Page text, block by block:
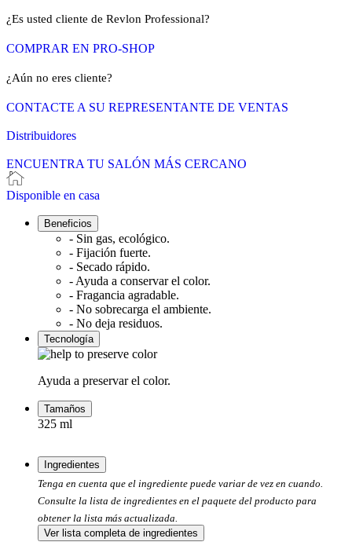
¿Es usted cliente de Revlon Professional?
COMPRAR EN PRO-SHOP
¿Aún no eres cliente?
CONTACTE A SU REPRESENTANTE DE VENTAS
Distribuidores
ENCUENTRA TU SALÓN MÁS CERCANO
Disponible en casa
Beneficios
- Sin gas, ecológico.
- Fijación fuerte.
- Secado rápido.
- Ayuda a conservar el color.
- Fragancia agradable.
- No sobrecarga el ambiente.
- No deja residuos.
Tecnología
Ayuda a preservar el color.
Tamaños
325 ml
Ingredientes
Tenga en cuenta que el ingrediente puede variar de vez en cuando.
Consulte la lista de ingredientes en el paquete del producto para
obtener la lista más actualizada.
Ver lista completa de ingredientes